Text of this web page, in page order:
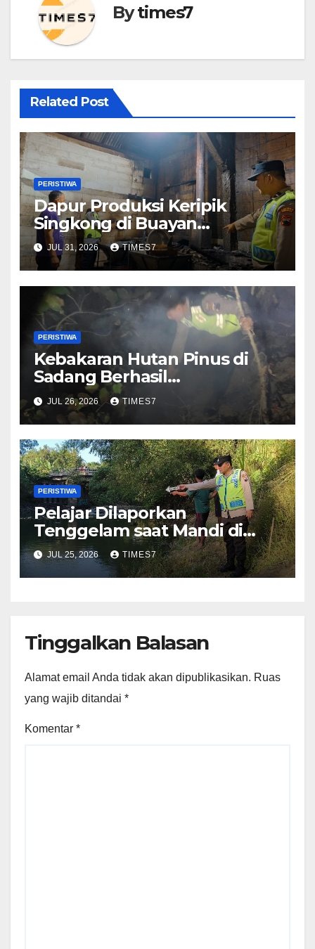
Bytimes7
Related Post
PERISTIWA
Dapur Produksi Keripik
Singkong di Buayan
Kebakaran, Diduga Dipicu
Bara Api Sisa Tungku
JUL 31, 2026 TIMES7
PERISTIWA
Kebakaran Hutan Pinus di
Sadang Berhasil
Dipadamkan, Penyebab
Masih Diselidiki
JUL 26, 2026 TIMES7
PERISTIWA
Pelajar Dilaporkan
Tenggelam saat Mandi di
Sungai Kedungbener
Kebumen
JUL 25, 2026 TIMES7
Tinggalkan Balasan
Alamat email Anda tidak akan dipublikasikan. Ruas
yang wajib ditandai *
Komentar *